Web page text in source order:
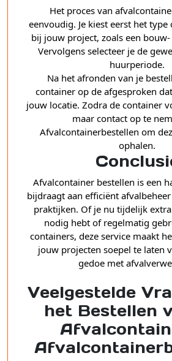
Het proces van
eenvoudig. Je kiest eerst het
bij jouw project, zoals een
Vervolgens selecteer je de
huurperiode.
Na het afronden van je
container op de afgesproken
jouw locatie. Zodra de container
maar contact op te
Afvalcontainerbestellen om
ophalen.
Afvalcontainer bestellen is een
bijdraagt aan efficiënt
praktijken. Of je nu tijdelijk
nodig hebt of regelmatig
containers, deze service maakt
jouw projecten soepel te laten
gedoe met
Veelgestelde
het Bestellen